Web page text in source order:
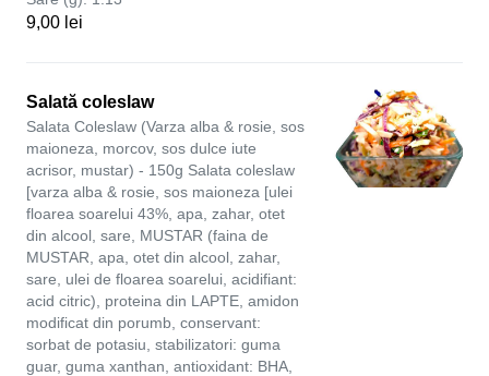
9,00 lei
Salată coleslaw
Salata Coleslaw (Varza alba & rosie, sos
maioneza, morcov, sos dulce iute
acrisor, mustar) - 150g Salata coleslaw
[varza alba & rosie, sos maioneza [ulei
floarea soarelui 43%, apa, zahar, otet
din alcool, sare, MUSTAR (faina de
MUSTAR, apa, otet din alcool, zahar,
sare, ulei de floarea soarelui, acidifiant:
acid citric), proteina din LAPTE, amidon
modificat din porumb, conservant:
sorbat de potasiu, stabilizatori: guma
guar, guma xanthan, antioxidant: BHA,